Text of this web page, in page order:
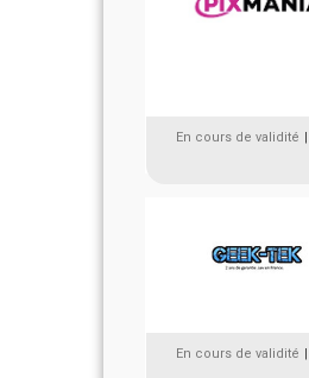
En cours de validité
En cours de validité